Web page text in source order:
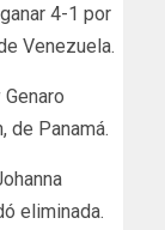
4-1 por
Venezuela.
de Panamá.
eliminada.